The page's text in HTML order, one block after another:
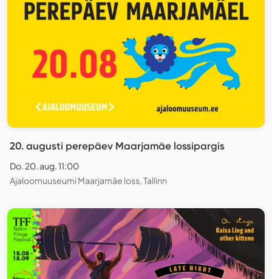
20. augusti perepäev Maarjamäe lossipargis
Do. 20. aug. 11:00
Ajaloomuuseumi Maarjamäe loss, Tallinn